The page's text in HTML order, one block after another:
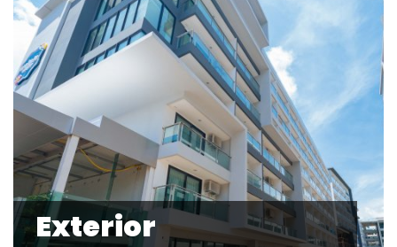
Exterior